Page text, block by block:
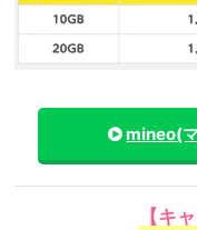
mineo(
【キ